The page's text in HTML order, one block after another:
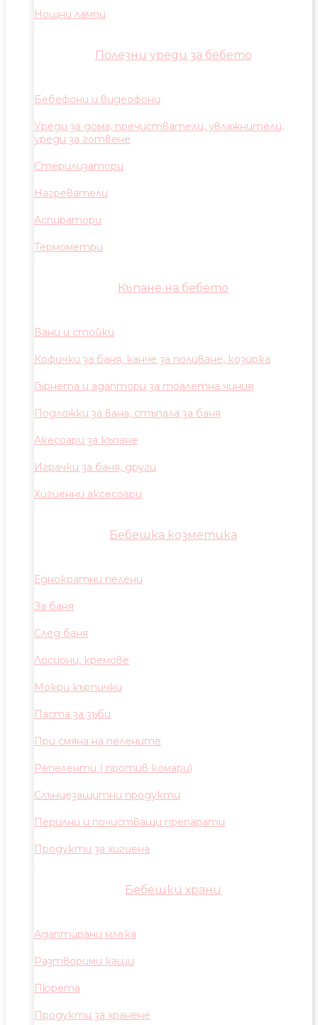
Нощни лампи
Полезни уреди за бебето
Бебефони и видеофони
Уреди за дома, пречистватели, увлажнители,
уреди за готвене
Стерилизатори
Нагреватели
Аспиратори
Термометри
Къпане на бебето
Вани и стойки
Кофички за баня, канче за поливане, козирка
Гърнета и адаптори за тоалетна чиния
Подложки за вана, стъпала за баня
Акесоари за къпане
Играчки за баня, други
Хигиенни аксесоари
Бебешка козметика
Еднократни пелени
За баня
След баня
Лосиони, кремове
Мокри кърпички
Паста за зъби
При смяна на пелените
Репеленти ( против комари)
Слънцезащитни продукти
Перилни и почистващи препарати
Продукти за хигиена
Бебешки храни
Адаптирани млека
Разтворими каши
Пюрета
Продукти за хранене